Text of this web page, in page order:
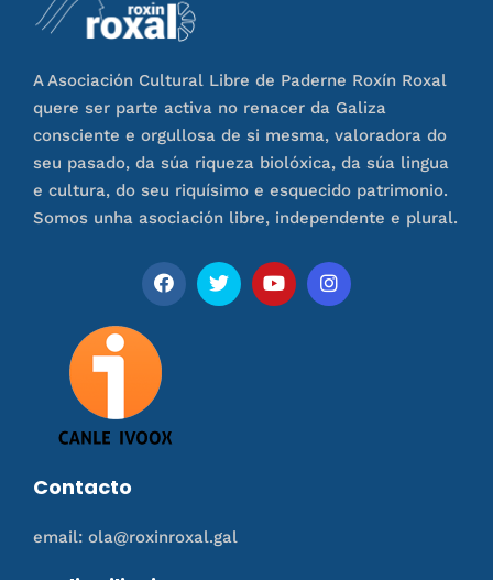
A Asociación Cultural Libre de Paderne Roxín Roxal
quere ser parte activa no renacer da Galiza
consciente e orgullosa de si mesma, valoradora do
seu pasado, da súa riqueza biolóxica, da súa lingua
e cultura, do seu riquísimo e esquecido patrimonio.
Somos unha asociación libre, independente e plural.
Contacto
email: ola@roxinroxal.gal